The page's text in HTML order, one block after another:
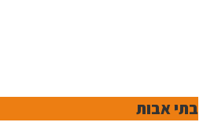
בתי אבות